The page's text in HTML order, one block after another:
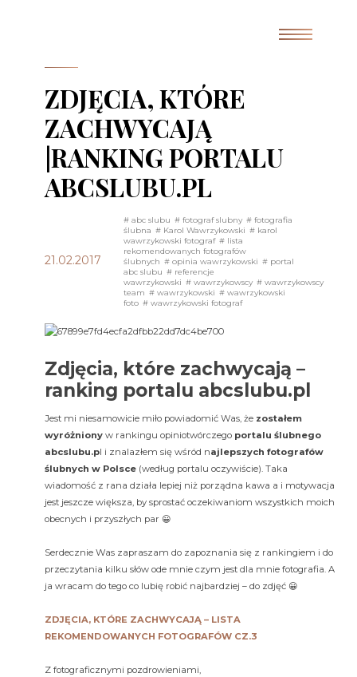
ZDJĘCIA, KTÓRE
ZACHWYCAJĄ
|RANKING PORTALU
ABCSLUBU.PL
21.02.2017
# abc slubu # fotograf slubny # fotografia
ślubna # Karol Wawrzykowski # karol
wawrzykowski fotograf # lista
rekomendowanych fotografów
ślubnych # opinia wawrzykowski # portal
abc slubu # referencje
wawrzykowski # wawrzykowscy # wawrzykowscy
team # wawrzykowski # wawrzykowski
foto # wawrzykowski fotograf
Zdjęcia, które zachwycają –
ranking portalu abcslubu.pl
Jest mi niesamowicie miło powiadomić Was, że zostałem
wyróżniony w rankingu opiniotwórczego portalu ślubnego
abcslubu.pl i znalazłem się wśród najlepszych fotografów
ślubnych w Polsce (według portalu oczywiście). Taka
wiadomość z rana działa lepiej niż porządna kawa a i motywacja
jest jeszcze większa, by sprostać oczekiwaniom wszystkich moich
obecnych i przyszłych par 😀
Serdecznie Was zapraszam do zapoznania się z rankingiem i do
przeczytania kilku słów ode mnie czym jest dla mnie fotografia. A
ja wracam do tego co lubię robić najbardziej – do zdjęć 😀
ZDJĘCIA, KTÓRE ZACHWYCAJĄ – LISTA
REKOMENDOWANYCH FOTOGRAFÓW CZ.3
Z fotograficznymi pozdrowieniami,